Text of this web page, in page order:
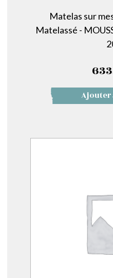
Matelas sur
Matelassé -
Ajouter